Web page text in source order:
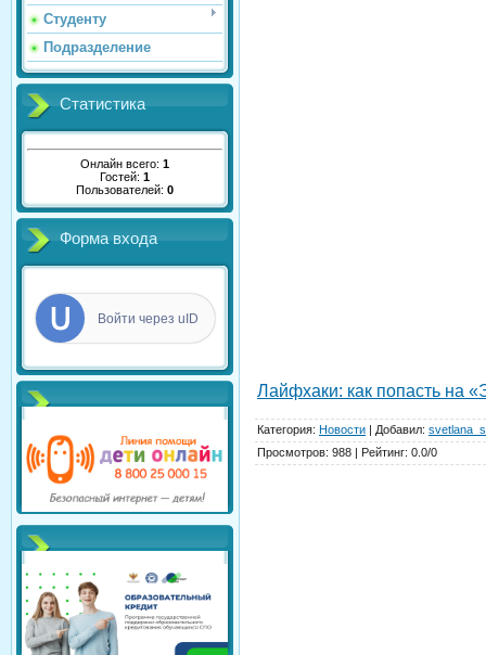
Студенту
Подразделение
Статистика
Онлайн всего: 1
Гостей: 1
Пользователей: 0
Форма входа
Войти через uID
Лайфхаки: как попасть на
Категория: Новости | Добавил:
Просмотров: 988 | Рейтинг: 0.0/0